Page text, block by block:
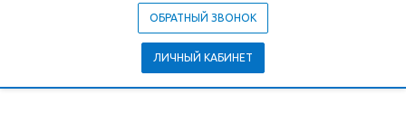
ОБРАТНЫЙ ЗВОНОК
ЛИЧНЫЙ КАБИНЕТ